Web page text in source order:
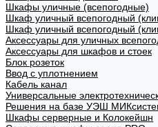
Шкафы уличные (всепогодные)
Шкаф уличный всепогодный
Шкаф уличный всепогодный
Аксессуары для уличных
Аксессуары для шкафов и стоек
Блок розеток
Ввод с уплотнением
Кабель канал
Универсальные
Решения на базе УЭШ
Шкафы серверные и Колокейшн